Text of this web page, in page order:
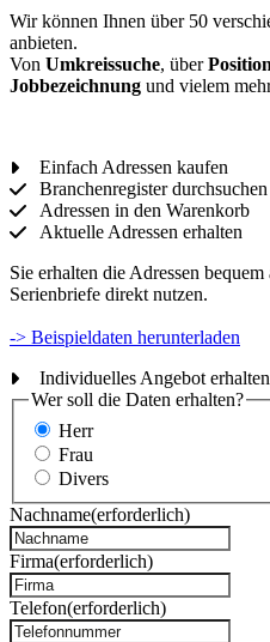
Wir können Ihnen über 50
anbieten.
Von Umkreissuche, über
Jobbezeichnung und vielem
Einfach Adressen kaufen
Branchenregister durchsuchen
Adressen in den Warenkorb
Aktuelle Adressen erhalten
Sie erhalten die Adressen
Serienbriefe direkt nutzen.
-> Beispieldaten herunterladen
Individuelles Angebot erhalten
Wer soll die Daten erhalten?
Herr
Frau
Divers
Nachname(erforderlich)
Firma(erforderlich)
Telefon(erforderlich)